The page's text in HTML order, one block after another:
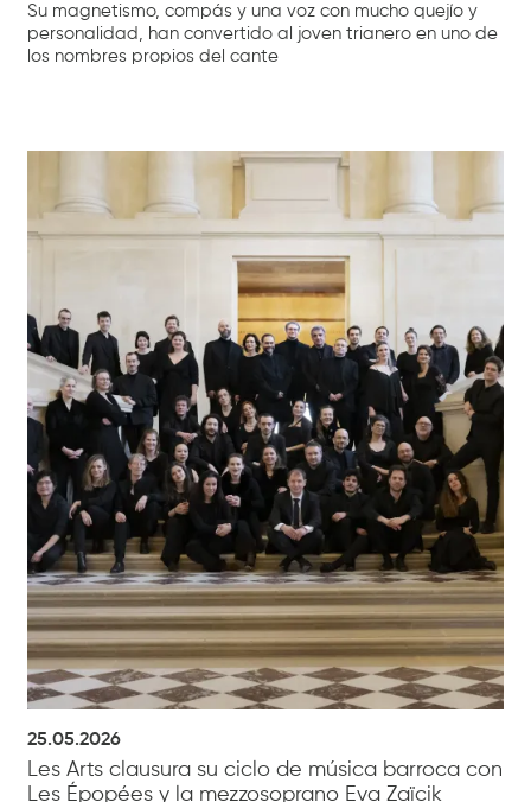
Su magnetismo, compás y una voz con mucho quejío y
personalidad, han convertido al joven trianero en uno de
los nombres propios del cante
25.05.2026
Les Arts clausura su ciclo de música barroca con
Les Épopées y la mezzosoprano Eva Zaïcik